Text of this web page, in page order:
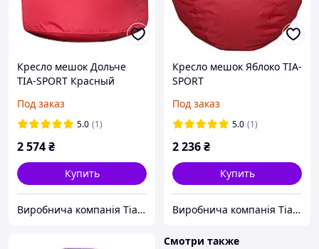
Кресло мешок Дольче
TIA-SPORT Красный
Под заказ
5.0 (1)
2 574₴
Купить
Виробнича компанія Tia-Sport
Кресло мешок Яблоко TIA-
SPORT
Под заказ
5.0 (1)
2 236₴
Купить
Виробнича компанія Tia-Sport
Смотри также